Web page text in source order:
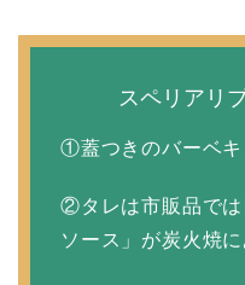
スペリアリ
①蓋つきのバーベキ
②タレは市販品では
ソース」が炭火焼に